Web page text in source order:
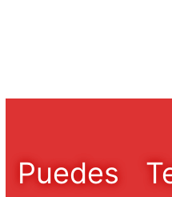
Puedes